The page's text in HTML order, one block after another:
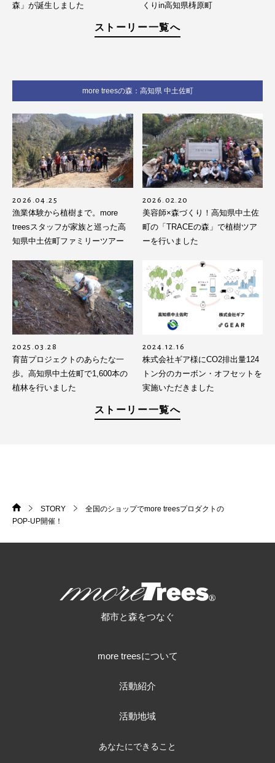
森」が誕生しました
くりin高知県梼原町
ストーリー一覧へ
more treesの森：高知県 中土佐町
2026.04.25
漁業体験から植樹まで。more
treesスタッフが家族と巡った高
知県中土佐町ファミリーツアー
2026.02.20
美容師×森づくり！高知県中土佐
町の「TRACEの森」で植樹ツア
ーを行いました
2025.03.28
育苗プロジェクトのあらたな一
歩。高知県中土佐町で1,600本の
植林を行いました
2024.12.16
株式会社ギア様にCO2排出量124
トン分のカーボン・オフセットを
実施いただきました
ストーリー一覧へ
HOME
>
STORY
全国のショップでmore treesプロダクトの
POP-UP開催！
都市と森をつなぐ
more treesについて
活動紹介
活動地域
あなたにできること